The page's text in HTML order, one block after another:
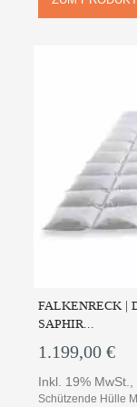
FALKENRECK |
SAPHIR...
1.199,00 €
Inkl. 19% MwSt.
Schützende Hülle